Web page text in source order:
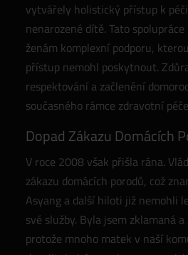
vytvářely holistický přístup k
nenarozené dítě. Tato
ženám komplexní podporu,
přístup nemohl poskytnout.
respektování a začlenění
současného rámce zdravotní
Dopad Zákazu Domácích
V roce 2008 však přišla rána.
zákazu domácích porodů, což
Asyang a další hiloti již nemohli
své služby. Byla jsem zklamaná
protože mnoho matek v naší